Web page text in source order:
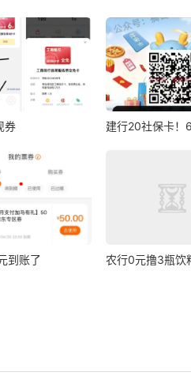
券 建行20社保卡！
到账了 农行0元撸3瓶饮